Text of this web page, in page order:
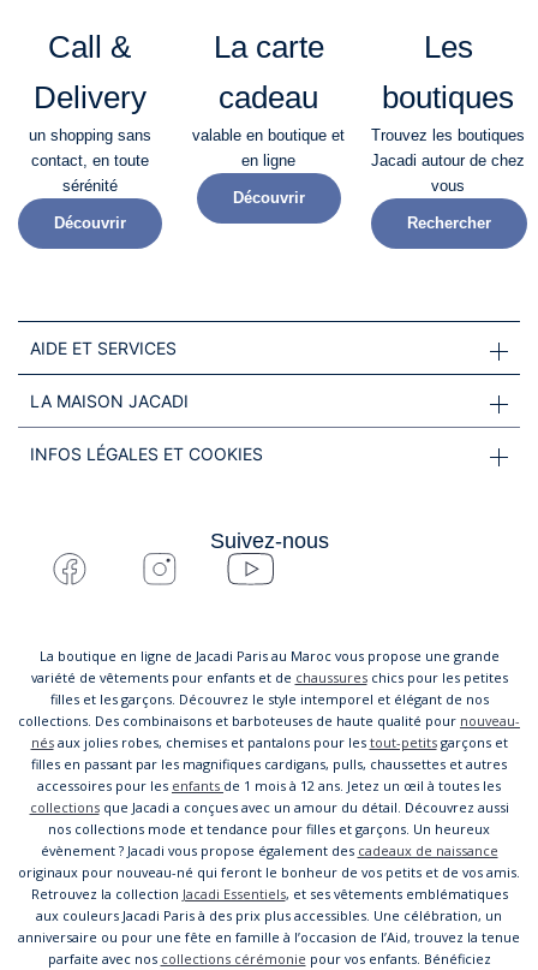
Call &
Delivery
un shopping sans
contact, en toute
sérénité​
Découvrir
La carte
cadeau
valable en boutique et
en ligne
Découvrir
Les
boutiques
Trouvez les boutiques
Jacadi autour de chez
vous
Rechercher
AIDE ET SERVICES
LA MAISON JACADI
INFOS LÉGALES ET COOKIES
Suivez-nous
La boutique en ligne de Jacadi Paris au Maroc vous propose une grande
variété de vêtements pour enfants et de chaussureschics pour les petites
filles et les garçons. Découvrez le style intemporel et élégant de nos
collections. Des combinaisons et barboteuses de haute qualité pour nouveau-
nésaux jolies robes, chemises et pantalons pour les tout-petitsgarçons et
filles en passant par les magnifiques cardigans, pulls, chaussettes et autres
accessoires pour les enfants de 1 mois à 12 ans. Jetez un œil à toutes les
collectionsque Jacadi a conçues avec un amour du détail. Découvrez aussi
nos collections mode et tendance pour filles et garçons. Un heureux
évènement ? Jacadi vous propose également des cadeaux de naissance
originaux pour nouveau-né qui feront le bonheur de vos petits et de vos amis.
Retrouvez la collection Jacadi Essentiels, et ses vêtements emblématiques
aux couleurs Jacadi Paris à des prix plus accessibles. Une célébration, un
anniversaire ou pour une fête en famille à l’occasion de l’Aid, trouvez la tenue
parfaite avec nos collections cérémonie pour vos enfants. Bénéficiez